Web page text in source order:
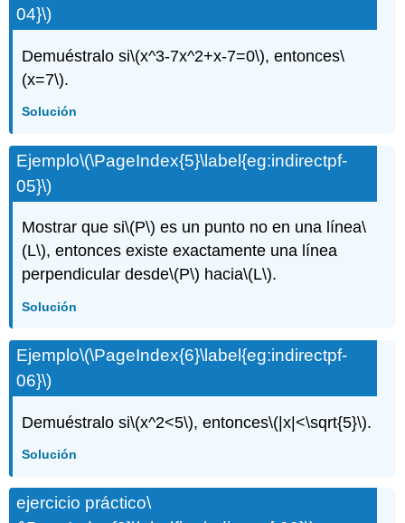
04}\)
Demuéstralo si\(x^3-7x^2+x-7=0\), entonces\
(x=7\).
Solución
Ejemplo\(\PageIndex{5}\label{eg:indirectpf-
05}\)
Mostrar que si\(P\) es un punto no en una línea\
(L\), entonces existe exactamente una línea
perpendicular desde\(P\) hacia\(L\).
Solución
Ejemplo\(\PageIndex{6}\label{eg:indirectpf-
06}\)
Demuéstralo si\(x^2<5\), entonces\(|x|<\sqrt{5}\).
Solución
ejercicio práctico\